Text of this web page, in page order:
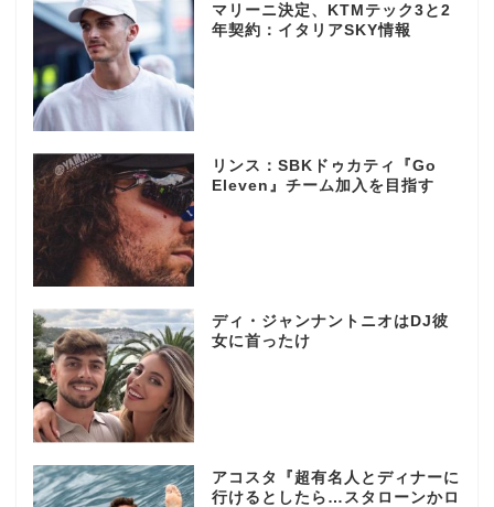
マリーニ決定、KTMテック3と2
年契約：イタリアSKY情報
リンス：SBKドゥカティ『Go
Eleven』チーム加入を目指す
ディ・ジャンナントニオはDJ彼
女に首ったけ
アコスタ『超有名人とディナーに
行けるとしたら…スタローンかロ